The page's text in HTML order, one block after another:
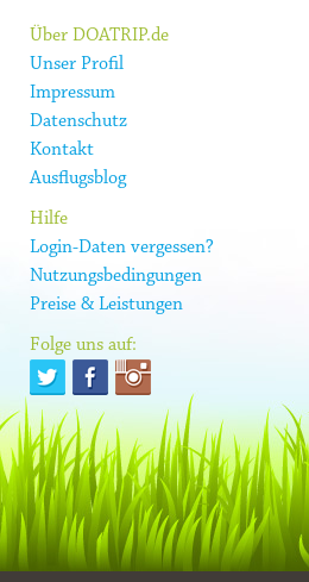
Über DOATRIP.de
Unser Profil
Impressum
Datenschutz
Kontakt
Ausflugsblog
Hilfe
Login-Daten vergessen?
Nutzungsbedingungen
Preise & Leistungen
Folge uns auf: